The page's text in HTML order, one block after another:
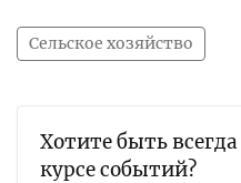
Сельское хозяйство
Хотите быть всегда
курсе событий?